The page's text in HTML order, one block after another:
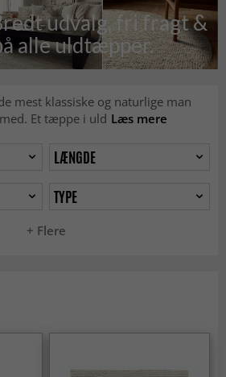
I INDKØBSKURVEN.
udvalg, fri fragt &
alle uldtæpper.
mest klassiske og naturlige man
Et tæppe i uld Læs mere
+ Flere
LÆNGDE
TYPE